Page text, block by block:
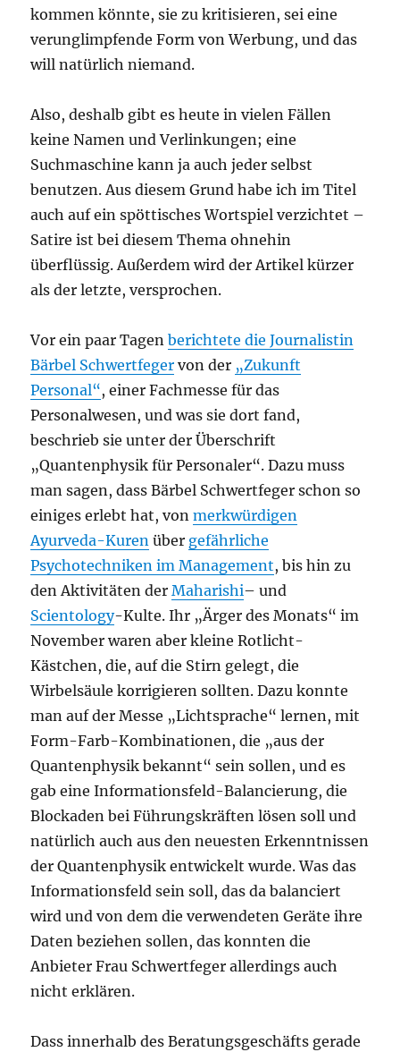
kommen könnte, sie zu kritisieren, sei eine
verunglimpfende Form von Werbung, und das
will natürlich niemand.
Also, deshalb gibt es heute in vielen Fällen
keine Namen und Verlinkungen; eine
Suchmaschine kann ja auch jeder selbst
benutzen. Aus diesem Grund habe ich im Titel
auch auf ein spöttisches Wortspiel verzichtet –
Satire ist bei diesem Thema ohnehin
überflüssig. Außerdem wird der Artikel kürzer
als der letzte, versprochen.
Vor ein paar Tagenberichtete die Journalistin
Bärbel Schwertfeger von der „Zukunft
Personal“, einer Fachmesse für das
Personalwesen, und was sie dort fand,
beschrieb sie unter der Überschrift
„Quantenphysik für Personaler“. Dazu muss
man sagen, dass Bärbel Schwertfeger schon so
einiges erlebt hat, vonmerkwürdigen
Ayurveda-Kuren über gefährliche
Psychotechniken im Management, bis hin zu
den Aktivitäten derMaharishi– und
Scientology-Kulte. Ihr „Ärger des Monats“ im
November waren aber kleine Rotlicht-
Kästchen, die, auf die Stirn gelegt, die
Wirbelsäule korrigieren sollten. Dazu konnte
man auf der Messe „Lichtsprache“ lernen, mit
Form-Farb-Kombinationen, die „aus der
Quantenphysik bekannt“ sein sollen, und es
gab eine Informationsfeld-Balancierung, die
Blockaden bei Führungskräften lösen soll und
natürlich auch aus den neuesten Erkenntnissen
der Quantenphysik entwickelt wurde. Was das
Informationsfeld sein soll, das da balanciert
wird und von dem die verwendeten Geräte ihre
Daten beziehen sollen, das konnten die
Anbieter Frau Schwertfeger allerdings auch
nicht erklären.
Dass innerhalb des Beratungsgeschäfts gerade